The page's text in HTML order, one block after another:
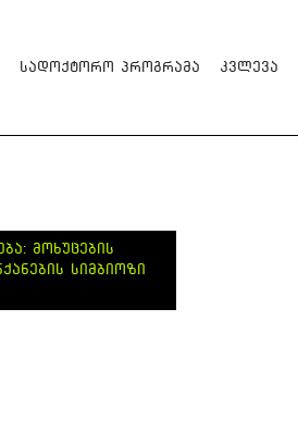
სადოქტორო პროგრამა კვლევა
ᲛᲝᲮᲣᲪᲔᲑᲘᲡ
ᲡᲘᲛᲑᲘᲝᲖᲘ